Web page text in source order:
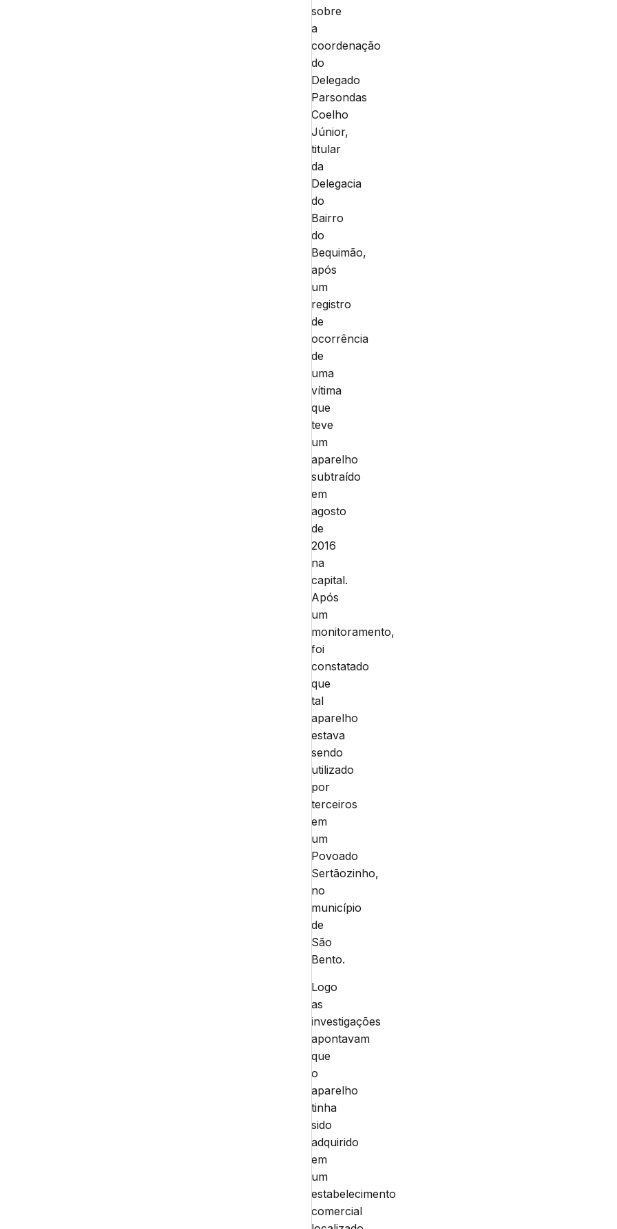
sobre
a
coordenação
do
Delegado
Parsondas
Coelho
Júnior,
titular
da
Delegacia
do
Bairro
do
Bequimão,
após
um
registro
de
ocorrência
de
uma
vítima
que
teve
um
aparelho
subtraído
em
agosto
de
2016
na
capital.
Após
um
monitoramento,
foi
constatado
que
tal
aparelho
estava
sendo
utilizado
por
terceiros
em
um
Povoado
Sertãozinho,
no
município
de
São
Bento.
Logo
as
investigações
apontavam
que
o
aparelho
tinha
sido
adquirido
em
um
estabelecimento
comercial